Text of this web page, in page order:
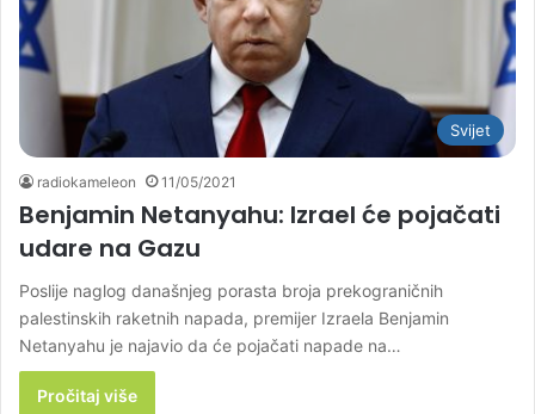
Svijet
radiokameleon 11/05/2021
Benjamin Netanyahu: Izrael će pojačati
udare na Gazu
Poslije naglog današnjeg porasta broja prekograničnih
palestinskih raketnih napada, premijer Izraela Benjamin
Netanyahu je najavio da će pojačati napade na…
Pročitaj više